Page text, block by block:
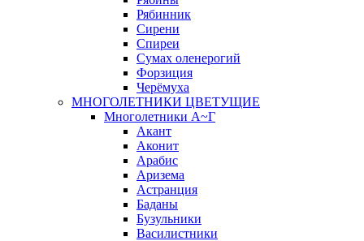
Рябинник
Сирени
Спиреи
Сумах оленерогий
Форзиция
Черёмуха
МНОГОЛЕТНИКИ ЦВЕТУЩИЕ
Многолетники А~Г
Акант
Аконит
Арабис
Аризема
Астранция
Баданы
Бузульники
Василистники